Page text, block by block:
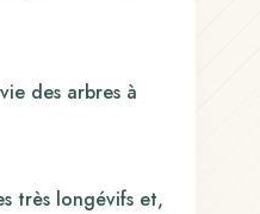
des arbres à
très longévifs et,